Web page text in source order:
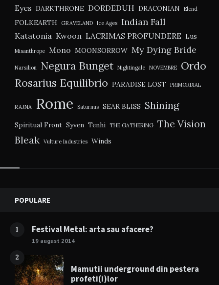
Eyes DARKTHRONE DORDEDUH DRACONIAN Elend
FOLKEARTH GRAVELAND Ice Ages Indian Fall
Katatonia Kwoon LACRIMAS PROFUNDERE Lus
Misanthrope Mono MOONSORROW My Dying Bride
Narsilion Negura Bunget Nightingale NOVEMBRE
Ordo
Rosarius Equilibrio PARADISE LOST PRIMORDIAL
RAJNA Rome Saturnus SEAR BLISS Shining
Spiritual Front Syven Tenhi THE GATHERING The Vision
Bleak Vulture Industries Winds
Widgets
POPULARE
1 Festival Metal: arta sau afacere?
19 august 2014
2
Mamutii underground din pestera
profeti(i)lor